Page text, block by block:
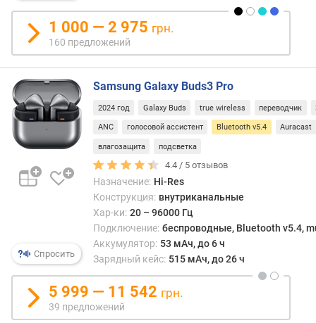
и
п
п
о
д
к
л
ю
е
н
S
B
в
е
1 000 — 2 975 грн.
160 предложений
Спросить
Samsung Galaxy Buds3 Pro
2024 год Galaxy Buds true wireless переводчик
ANC голосовой ассистент Bluetooth v5.4 Auracast
влагозащита подсветка
4.4 / 5 отзывов
Назначение: Hi-Res
Конструкция: внутриканальные
Хар-ки: 20 – 96000 Гц
Подключение: беспроводные, Bluetooth v5.4,
Аккумулятор: 53 мАч, до 6 ч
Зарядный кейс: 515 мАч, до 26 ч
5 999 — 11 542 грн.
39 предложений